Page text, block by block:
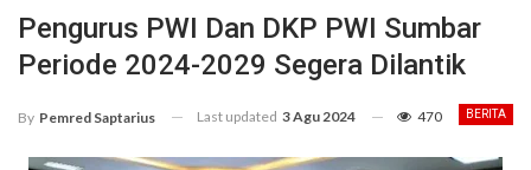
Pengurus PWI Dan DKP PWI Sumbar
Periode 2024-2029 Segera Dilantik
BERITA
By Pemred Saptarius Last updated 3 Agu 2024 470